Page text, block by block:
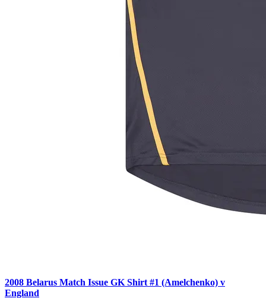
2008 Belarus Match Issue GK Shirt #1 (Amelchenko) v
England